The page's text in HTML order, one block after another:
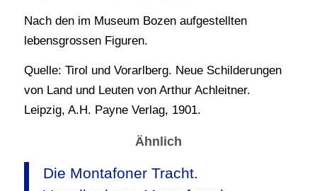
Nach den im Museum Bozen aufgestellten
lebensgrossen Figuren.
Quelle: Tirol und Vorarlberg. Neue Schilderungen
von Land und Leuten von Arthur Achleitner.
Leipzig, A.H. Payne Verlag, 1901.
Ähnlich
Die Montafoner Tracht.